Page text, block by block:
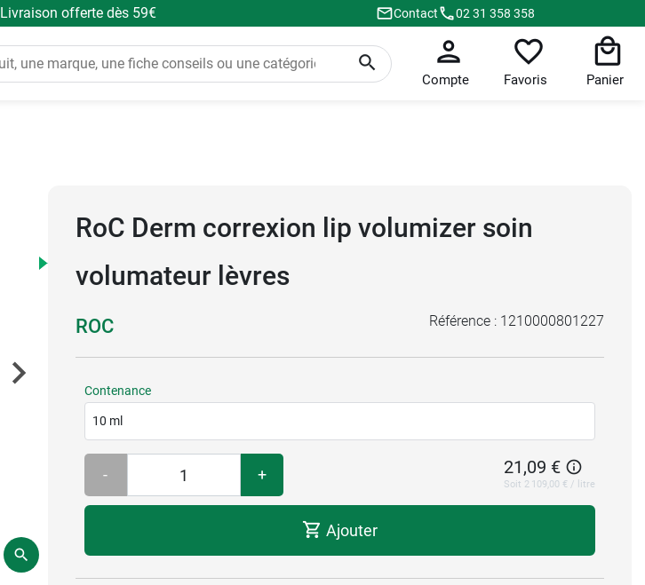
Livraison offerte dès 59€ Contact 02 31 358 358
Compte Favoris Panier
RoC Derm correxion lip volumizer soin
volumateur lèvres
ROC Référence : 1210000801227
Contenance
10 ml
- + 21,09 €
Soit 2 109,00 € / litre
Ajouter